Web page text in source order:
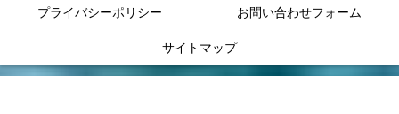
プライバシーポリシー お問い合わせフォーム
サイトマップ